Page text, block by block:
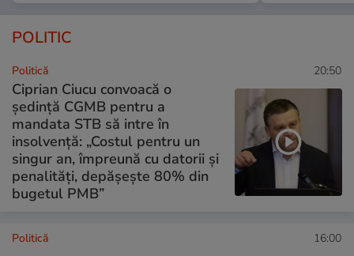
POLITIC
Politică 20:50
Ciprian Ciucu convoacă o
ședință CGMB pentru a
mandata STB să intre în
insolvență: „Costul pentru un
singur an, împreună cu datorii şi
penalităţi, depăşeşte 80% din
bugetul PMB”
Politică 16:00